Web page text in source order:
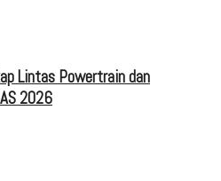
Lintas Powertrain dan
2026